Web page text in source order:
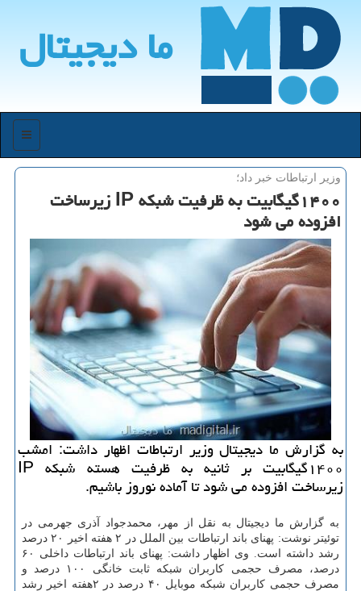
ما دیجیتال
منو
وزیر ارتباطات خبر داد؛
۱۴۰۰گیگابیت به ظرفیت شبكه IP زیرساخت
افزوده می شود
به گزارش ما دیجیتال وزیر ارتباطات اظهار داشت: امشب
۱۴۰۰گیگابیت بر ثانیه به ظرفیت هسته شبكه IP
زیرساخت افزوده می شود تا آماده نوروز باشیم.
‏به گزارش ما دیجیتال به نقل از مهر، محمدجواد آذری جهرمی در
توئیتر نوشت: پهنای باند ارتباطات بین الملل در ۲ هفته اخیر ۲۰ درصد
رشد داشته است. وی اظهار داشت: پهنای باند ارتباطات داخلی ۶۰
درصد، مصرف حجمی كاربران شبكه ثابت خانگی ۱۰۰ درصد و
مصرف حجمی كاربران شبكه موبایل ۴۰ درصد در ۲هفته اخیر رشد